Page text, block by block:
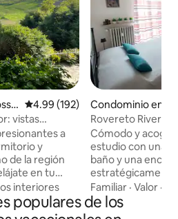
Calificación promedio: 4.99 de
4.99 (192)
vistas
a
y
de la región
en tu
de Barbera
las colinas
interiores
Condominio en
Rovereto River &
Alessandria
Cómodo y
estudio con una
baño y una
centro histórico. La amplia variedad de
servicios
inmediaciones,
Familiar ·Valor ·
populares de los